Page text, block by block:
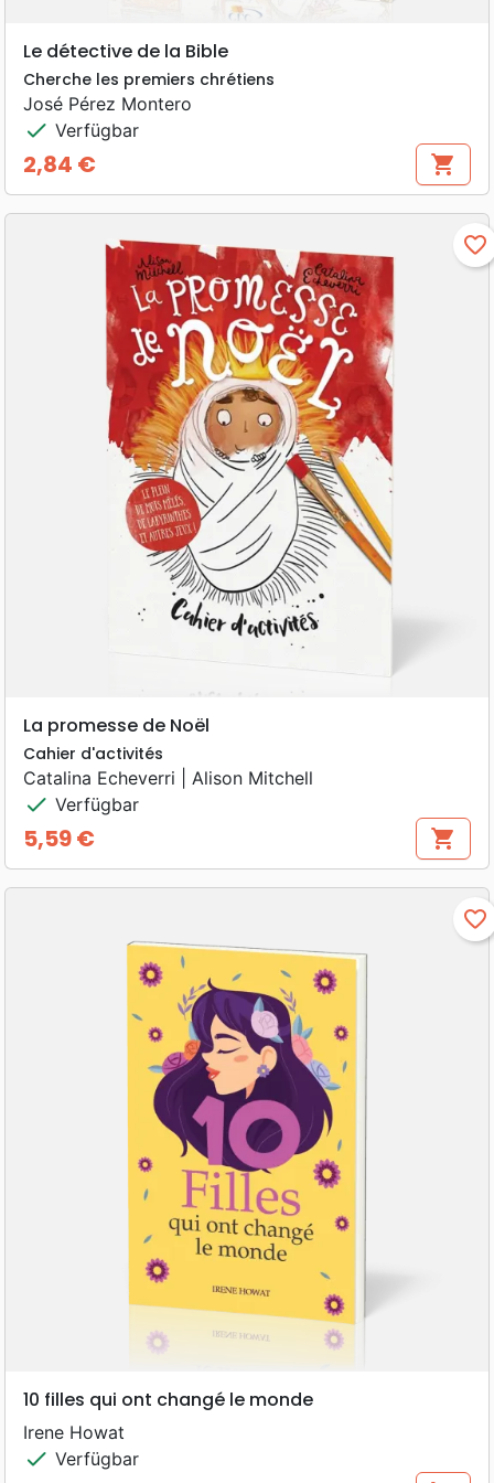
Le détective de la Bible
Cherche les premiers chrétiens
José Pérez Montero
check Verfügbar
Preis
2,84 € shopping_cart
favorite_border
La promesse de Noël
Cahier d'activités
Catalina Echeverri | Alison Mitchell
check Verfügbar
Preis
5,59 € shopping_cart
favorite_border
10 filles qui ont changé le monde
Irene Howat
check Verfügbar